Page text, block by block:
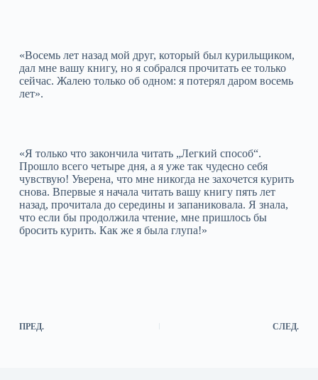
«Восемь лет назад мой друг, который был курильщиком,
дал мне вашу книгу, но я собрался прочитать ее только
сейчас. Жалею только об одном: я потерял даром восемь
лет».
«Я только что закончила читать „Легкий способ“.
Прошло всего четыре дня, а я уже так чудесно себя
чувствую! Уверена, что мне никогда не захочется курить
снова. Впервые я начала читать вашу книгу пять лет
назад, прочитала до середины и запаниковала. Я знала,
что если бы продолжила чтение, мне пришлось бы
бросить курить. Как же я была глупа!»
ПРЕД. СЛЕД.